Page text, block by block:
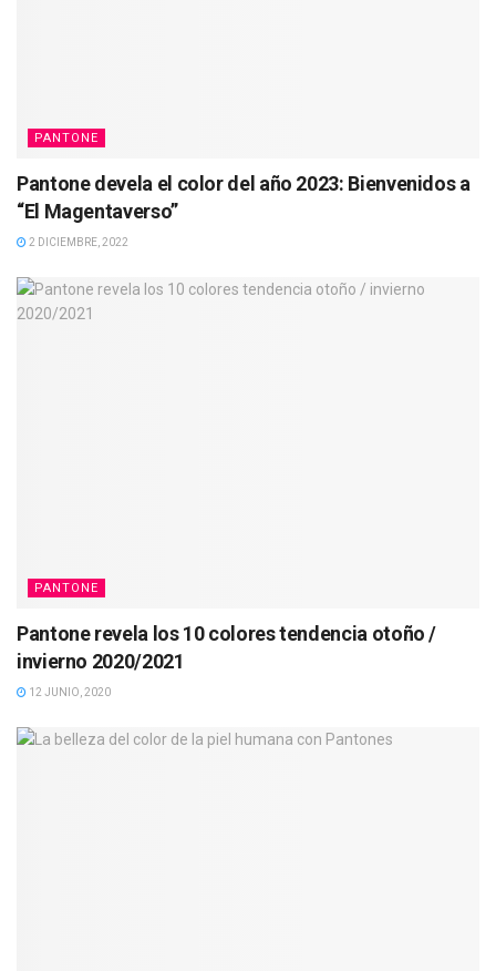
PANTONE
Pantone devela el color del año 2023: Bienvenidos a
“El Magentaverso”
2 DICIEMBRE, 2022
PANTONE
Pantone revela los 10 colores tendencia otoño /
invierno 2020/2021
12 JUNIO, 2020